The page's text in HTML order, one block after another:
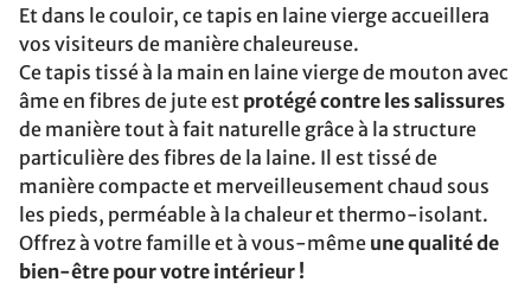
Et dans le couloir, ce tapis en laine vierge accueillera
vos visiteurs de manière chaleureuse.
Ce tapis tissé à la main en laine vierge de mouton avec
âme en fibres de jute est protégé contre les salissures
de manière tout à fait naturelle grâce à la structure
particulière des fibres de la laine. Il est tissé de
manière compacte et merveilleusement chaud sous
les pieds, perméable à la chaleur et thermo-isolant.
Offrez à votre famille et à vous-même une qualité de
bien-être pour votre intérieur !